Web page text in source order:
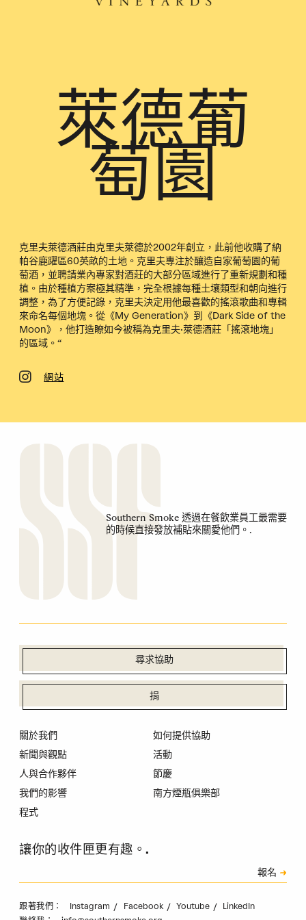
萊德葡
萄園
克里夫萊德酒莊由克里夫萊德於2002年創立，此前他收購了納
帕谷鹿躍區60英畝的土地。克里夫專注於釀造自家葡萄園的葡
萄酒，並聘請業內專家對酒莊的大部分區域進行了重新規劃和種
植。由於種植方案極其精準，完全根據每種土壤類型和朝向進行
調整，為了方便記錄，克里夫決定用他最喜歡的搖滾歌曲和專輯
來命名每個地塊。從《My Generation》到《Dark Side of the
Moon》，他打造瞭如今被稱為克里夫·萊德酒莊「搖滾地塊」
的區域。“
網站
Southern Smoke 透過在餐飲業員工最需要
的時候直接發放補貼來關愛他們。.
尋求協助
捐
關於我們
新聞與觀點
人與合作夥伴
我們的影響
程式
如何提供協助
活動
節慶
南方煙瓶俱樂部
讓你的收件匣更有趣。.
驗證碼
報名
跟著我們： Instagram Facebook Youtube LinkedIn